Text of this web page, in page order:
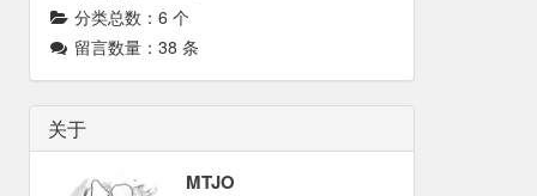
分类总数： 6 个
留言数量： 38 条
关于
MTJO